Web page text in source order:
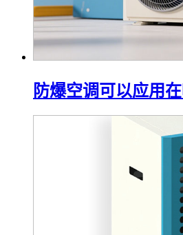
防爆空调可以应用